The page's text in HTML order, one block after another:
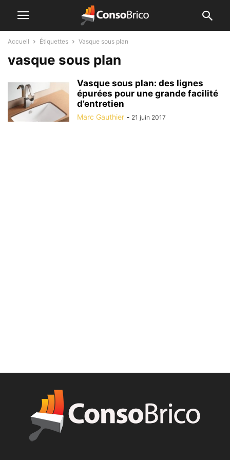
Accueil Étiquettes Vasque sous plan
vasque sous plan
Vasque sous plan: des lignes
épurées pour une grande facilité
d’entretien
Marc Gauthier - 21 juin 2017